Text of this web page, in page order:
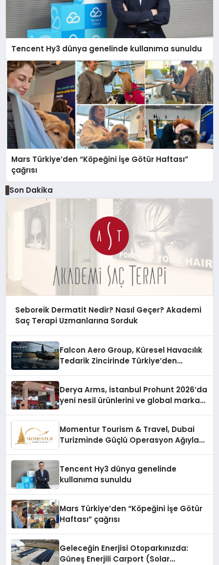
Tencent Hy3 dünya genelinde kullanıma sunuldu
Mars Türkiye’den “Köpeğini İşe Götür Haftası”
çağrısı
Son Dakika
Seboreik Dermatit Nedir? Nasıl Geçer? Akademi
Saç Terapi Uzmanlarına Sorduk
Falcon Aero Group, Küresel Havacılık
Tedarik Zincirinde Türkiye’den
Derya Arms, İstanbul Prohunt 2026’da
yeni nesil ürünlerini ve global marka
Momentur Tourism & Travel, Dubai
Turizminde Güçlü Operasyon Ağıyla
Tencent Hy3 dünya genelinde
kullanıma sunuldu
Mars Türkiye’den “Köpeğini İşe Götür
Haftası” çağrısı
Geleceğin Enerjisi Otoparkınızda:
Güneş Enerjili Carport (Solar